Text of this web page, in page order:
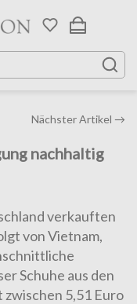
Nächster Artikel →
nachhaltig
verkauften
von Vietnam,
Schuhe aus den
5,51 Euro